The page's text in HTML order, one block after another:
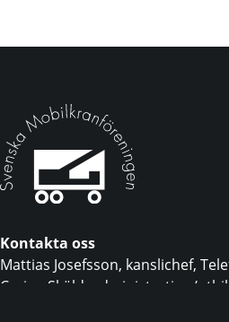
Kontakta oss
Mattias Josefsson, kanslichef,
Carina Sköld, administration/